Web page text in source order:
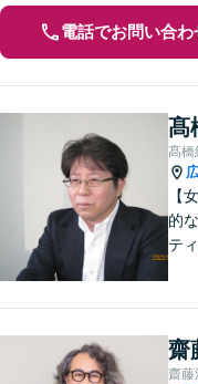
電話でお問い合わ
髙
髙橋
【
的
テ
齋
齋藤